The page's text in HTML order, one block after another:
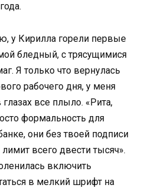
у Кирилла горели первые
бледный, с трясущимися
Я только что вернулась
рабочего дня, у меня
все плыло. «Рита,
формальность для
они без твоей подписи
всего двести тысяч».
включить
в мелкий шрифт на